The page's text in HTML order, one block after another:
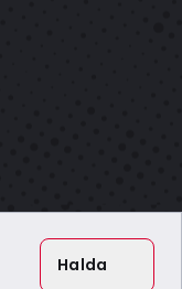
Halda